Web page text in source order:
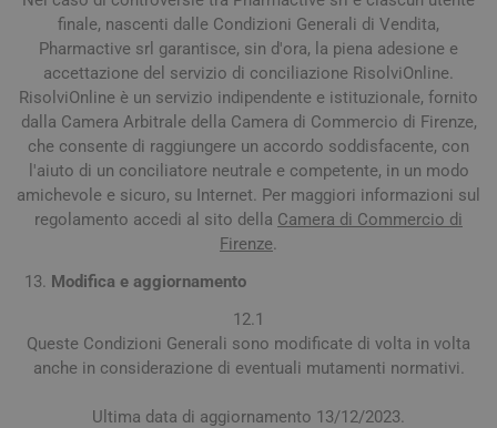
finale, nascenti dalle Condizioni Generali di Vendita,
Pharmactive srl garantisce, sin d'ora, la piena adesione e
accettazione del servizio di conciliazione RisolviOnline.
RisolviOnline è un servizio indipendente e istituzionale, fornito
dalla Camera Arbitrale della Camera di Commercio di Firenze,
che consente di raggiungere un accordo soddisfacente, con
l'aiuto di un conciliatore neutrale e competente, in un modo
amichevole e sicuro, su Internet. Per maggiori informazioni sul
regolamento accedi al sito della Camera di Commercio di
Firenze.
Modifica e aggiornamento
12.1
Queste Condizioni Generali sono modificate di volta in volta
anche in considerazione di eventuali mutamenti normativi.
Ultima data di aggiornamento 13/12/2023.